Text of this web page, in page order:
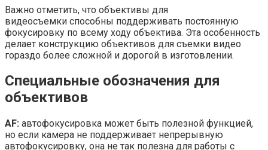
Важно отметить, что объективы для
видеосъемки способны поддерживать постоянную
фокусировку по всему ходу объектива. Эта особенность
делает конструкцию объективов для съемки видео
гораздо более сложной и дорогой в изготовлении.
Специальные обозначения для
объективов
AF: автофокусировка может быть полезной функцией,
но если камера не поддерживает непрерывную
автофокусировку, она не так полезна для работы с